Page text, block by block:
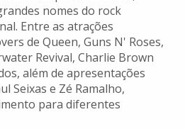
nomes do rock
Entre as atrações
de Queen, Guns N' Roses,
Revival, Charlie Brown
além de apresentações
Seixas e Zé Ramalho,
para diferentes